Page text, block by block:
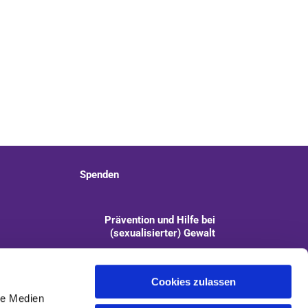
Medien
Cookies zulassen
Spenden
Prävention und Hilfe bei
(sexualisierter) Gewalt
info@kirchengemeinde-staaken.de